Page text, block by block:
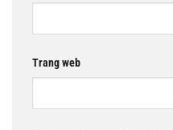
Trang web